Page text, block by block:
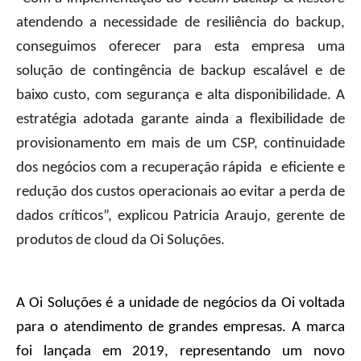
atendendo a necessidade de resiliência do backup,
conseguimos oferecer para esta empresa uma
solução de contingência de backup escalável e de
baixo custo, com segurança e alta disponibilidade. A
estratégia adotada garante ainda a flexibilidade de
provisionamento em mais de um CSP, continuidade
dos negócios com a recuperação rápida e eficiente e
redução dos custos operacionais ao evitar a perda de
dados críticos”, explicou Patricia Araujo, gerente de
produtos de cloud da Oi Soluções.
A Oi Soluções é a unidade de negócios da Oi voltada
para o atendimento de grandes empresas. A marca
foi lançada em 2019, representando um novo